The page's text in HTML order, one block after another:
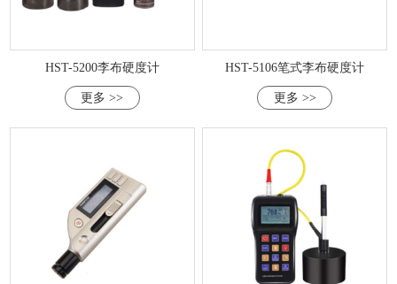
HST-5200李布硬度计
更多 >>
HST-5106笔式李布硬度计
更多 >>